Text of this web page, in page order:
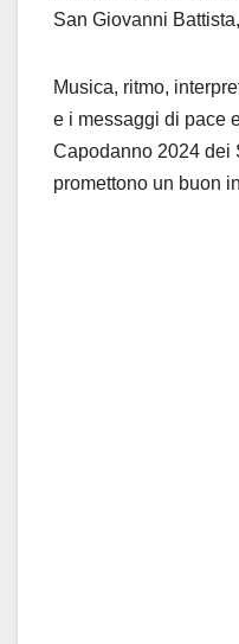
San Giovanni
Musica, ritmo,
e i messaggi di pace
Capodanno 2024 dei
promettono un buon